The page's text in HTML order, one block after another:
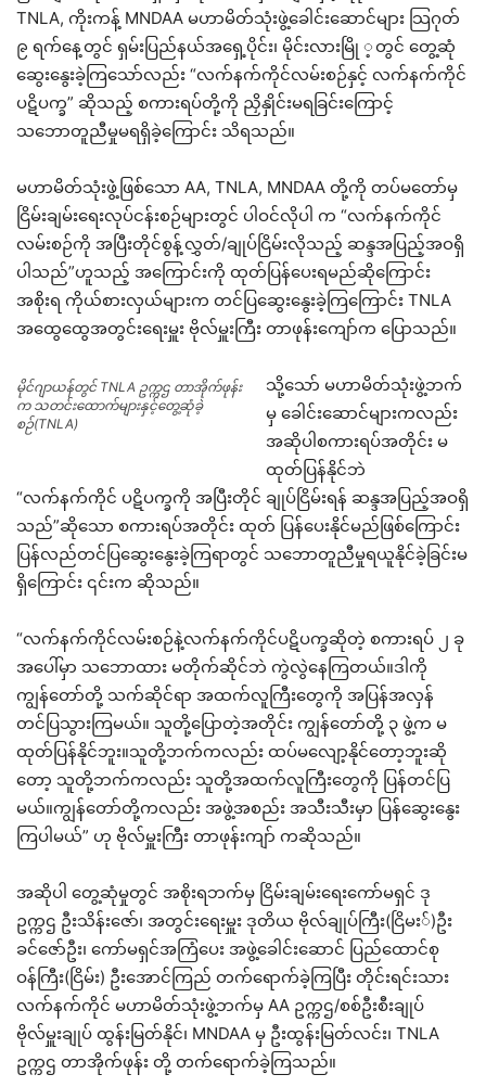
TNLA, ကိုးကန့် MNDAA မဟာမိတ်သုံးဖွဲ့ခေါင်းဆောင်များ သြဂုတ်
၉ ရက်နေ့တွင် ရှမ်းပြည်နယ်အရှေ့ပိုင်း၊ မိုင်းလားမြို ့တွင် တွေ့ဆုံ
ဆွေးနွေးခဲ့ကြသော်လည်း “လက်နက်ကိုင်လမ်းစဉ်နှင့် လက်နက်ကိုင်
ပဋိပက္ခ” ဆိုသည့် စကားရပ်တို့ကို ညှိနှိုင်းမရခြင်းကြောင့်
သဘောတူညီမှုမရရှိခဲ့ကြောင်း သိရသည်။
မဟာမိတ်သုံးဖွဲဲ့ဖြစ်သော AA, TNLA, MNDAA တို့ကို တပ်မတော်မှ
ငြိမ်းချမ်းရေးလုပ်ငန်းစဉ်များတွင် ပါဝင်လိုပါ က “လက်နက်ကိုင်
လမ်းစဉ်ကို အပြီးတိုင်စွန့်လွှတ်/ချုပ်ငြိမ်းလိုသည့် ဆန္ဒအပြည့်အဝရှိ
ပါသည်”ဟူသည့် အကြောင်းကို ထုတ်ပြန်ပေးရမည်ဆိုကြောင်း
အစိုးရ ကိုယ်စားလှယ်များက တင်ပြဆွေးနွေးခဲ့ကြကြောင်း TNLA
အထွေထွေအတွင်းရေးမှူး ဗိုလ်မှူးကြီး တာဖုန်းကျော်က ပြောသည်။
မိုင်ဂျာယန်တွင် TNLA ဥက္ကဌ တာအိုက်ဖုန်း
က သတင်းထောက်များနှင့်တွေ့ဆုံခဲ့
စဉ်(TNLA)
သို့သော် မဟာမိတ်သုံးဖွဲ့ဘက်
မှ ခေါင်းဆောင်များကလည်း
အဆိုပါစကားရပ်အတိုင်း မ
ထုတ်ပြန်နိုင်ဘဲ
“လက်နက်ကိုင် ပဋိပက္ခကို အပြီးတိုင် ချုပ်ငြိမ်းရန် ဆန္ဒအပြည့်အဝရှိ
သည်”ဆိုသော စကားရပ်အတိုင်း ထုတ် ပြန်ပေးနိုင်မည်ဖြစ်ကြောင်း
ပြန်လည်တင်ပြဆွေးနွေးခဲ့ကြရာတွင် သဘောတူညီမှုရယူနိုင်ခဲ့ခြင်းမ
ရှိကြောင်း ၎င်းက ဆိုသည်။
“လက်နက်ကိုင်လမ်းစဉ်နဲ့လက်နက်ကိုင်ပဋိပက္ခဆိုတဲ့ စကားရပ် ၂ ခု
အပေါ်မှာ သဘောထား မတိုက်ဆိုင်ဘဲ ကွဲလွဲနေကြတယ်။ဒါကို
ကျွန်တော်တို့ သက်ဆိုင်ရာ အထက်လူကြီးတွေကို အပြန်အလှန်
တင်ပြသွားကြမယ်။ သူတို့ပြောတဲ့အတိုင်း ကျွန်တော်တို့ ၃ ဖွဲ့က မ
ထုတ်ပြန်နိုင်ဘူး။သူတို့ဘက်ကလည်း ထပ်မလျော့နိုင်တော့ဘူးဆို
တော့ သူတို့ဘက်ကလည်း သူတို့အထက်လူကြီးတွေကို ပြန်တင်ပြ
မယ်။ကျွန်တော်တို့ကလည်း အဖွဲ့အစည်း အသီးသီးမှာ ပြန်ဆွေးနွေး
ကြပါမယ်” ဟု ဗိုလ်မှူးကြီး တာဖုန်းကျာ် ကဆိုသည်။
အဆိုပါ တွေ့ဆုံမှုတွင် အစိုးရဘက်မှ ငြိမ်းချမ်းရေးကော်မရှင် ဒု
ဥက္ကဌ ဦးသိန်းဇော်၊ အတွင်းရေးမှူး ဒုတိယ ဗိုလ်ချုပ်ကြီး(ငြိမး်)ဦး
ခင်ဇော်ဦး၊ ကော်မရှင်အကြံပေး အဖွဲ့ခေါင်းဆောင် ပြည်ထောင်စု
ဝန်ကြီး(ငြိမ်း) ဦးအောင်ကြည် တက်ရောက်ခဲ့ကြပြီး တိုင်းရင်းသား
လက်နက်ကိုင် မဟာမိတ်သုံးဖွဲ့ဘက်မှ AA ဥက္ကဌ/စစ်ဦးစီးချုပ်
ဗိုလ်မှူးချုပ် ထွန်းမြတ်နိုင်၊ MNDAA မှ ဦးထွန်းမြတ်လင်း၊ TNLA
ဥက္ကဌ တာအိုက်ဖုန်း တို့ တက်ရောက်ခဲ့ကြသည်။